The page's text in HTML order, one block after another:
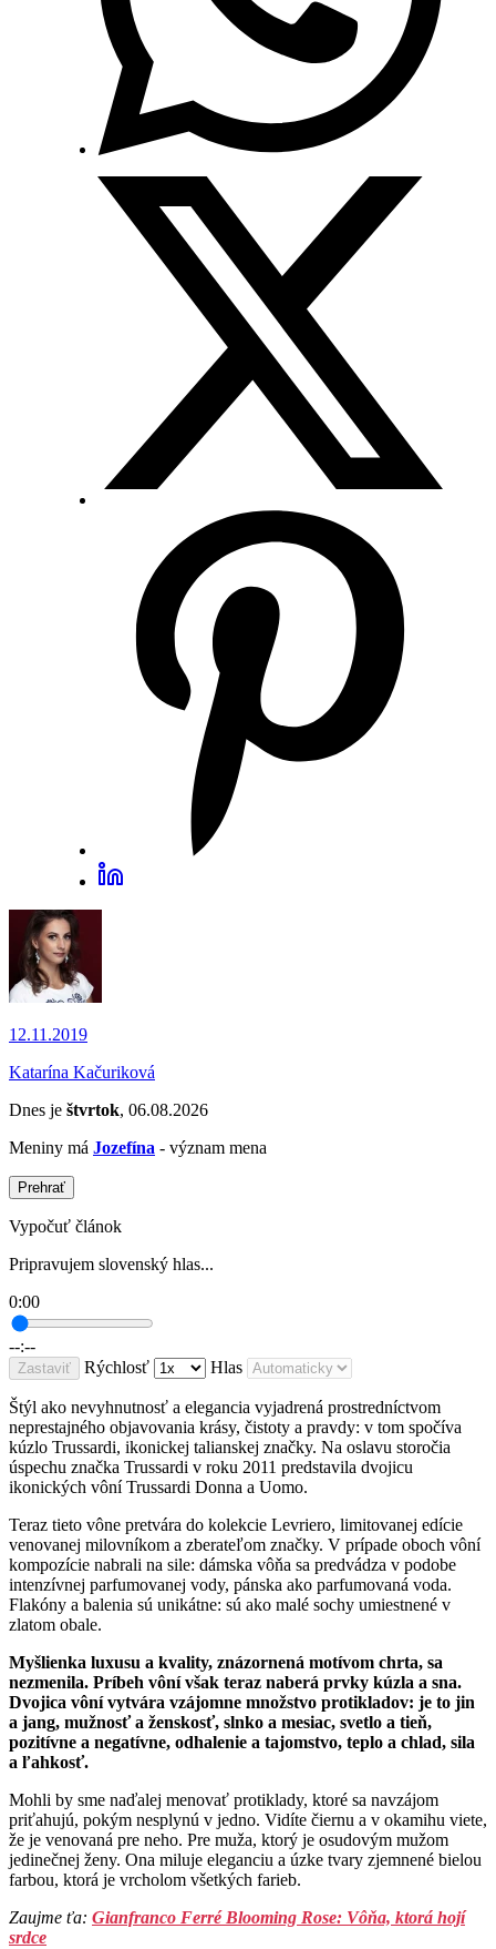
12.11.2019
Katarína Kačuriková
Dnes je štvrtok, 06.08.2026
Meniny má Jozefína - význam mena
Prehrať
Vypočuť článok
Pripravujem slovenský hlas...
0:00
--:--
Zastaviť Rýchlosť Hlas
Štýl ako nevyhnutnosť a elegancia vyjadrená prostredníctvom
neprestajného objavovania krásy, čistoty a pravdy: v tom spočíva
kúzlo Trussardi, ikonickej talianskej značky. Na oslavu storočia
úspechu značka Trussardi v roku 2011 predstavila dvojicu
ikonických vôní Trussardi Donna a Uomo.
Teraz tieto vône pretvára do kolekcie Levriero, limitovanej edície
venovanej milovníkom a zberateľom značky. V prípade oboch vôní
kompozície nabrali na sile: dámska vôňa sa predvádza v podobe
intenzívnej parfumovanej vody, pánska ako parfumovaná voda.
Flakóny a balenia sú unikátne: sú ako malé sochy umiestnené v
zlatom obale.
Myšlienka luxusu a kvality, znázornená motívom chrta, sa
nezmenila. Príbeh vôní však teraz naberá prvky kúzla a sna.
Dvojica vôní vytvára vzájomne množstvo protikladov: je to jin
a jang, mužnosť a ženskosť, slnko a mesiac, svetlo a tieň,
pozitívne a negatívne, odhalenie a tajomstvo, teplo a chlad, sila
a ľahkosť.
Mohli by sme naďalej menovať protiklady, ktoré sa navzájom
priťahujú, pokým nesplynú v jedno. Vidíte čiernu a v okamihu viete,
že je venovaná pre neho. Pre muža, ktorý je osudovým mužom
jedinečnej ženy. Ona miluje eleganciu a úzke tvary zjemnené bielou
farbou, ktorá je vrcholom všetkých farieb.
Zaujme ťa: Gianfranco Ferré Blooming Rose: Vôňa, ktorá hojí
srdce